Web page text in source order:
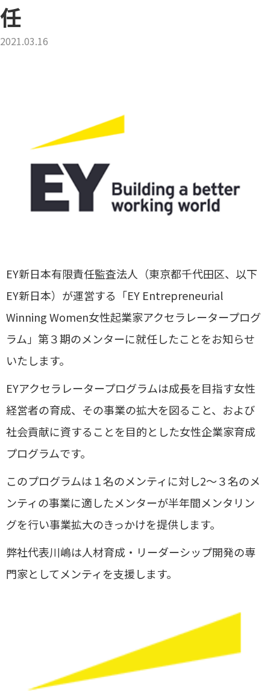
任
2021.03.16
EY新日本有限責任監査法人（東京都千代田区、以下
EY新日本）が運営する「EY Entrepreneurial
Winning Women女性起業家アクセラレータープログ
ラム」第３期のメンターに就任したことをお知らせ
いたします。
EYアクセラレータープログラムは成長を目指す女性
経営者の育成、その事業の拡大を図ること、および
社会貢献に資することを目的とした女性企業家育成
プログラムです。
このプログラムは１名のメンティに対し2〜３名のメ
ンティの事業に適したメンターが半年間メンタリン
グを行い事業拡大のきっかけを提供します。
弊社代表川嶋は人材育成・リーダーシップ開発の専
門家としてメンティを支援します。